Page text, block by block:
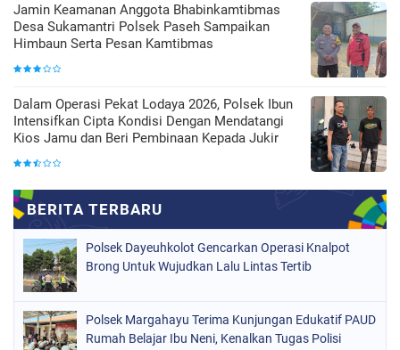
Jamin Keamanan Anggota Bhabinkamtibmas
Desa Sukamantri Polsek Paseh Sampaikan
Himbaun Serta Pesan Kamtibmas
Dalam Operasi Pekat Lodaya 2026, Polsek Ibun
Intensifkan Cipta Kondisi Dengan Mendatangi
Kios Jamu dan Beri Pembinaan Kepada Jukir
Polsek Dayeuhkolot Gencarkan Operasi Knalpot
Brong Untuk Wujudkan Lalu Lintas Tertib
Polsek Margahayu Terima Kunjungan Edukatif PAUD
Rumah Belajar Ibu Neni, Kenalkan Tugas Polisi